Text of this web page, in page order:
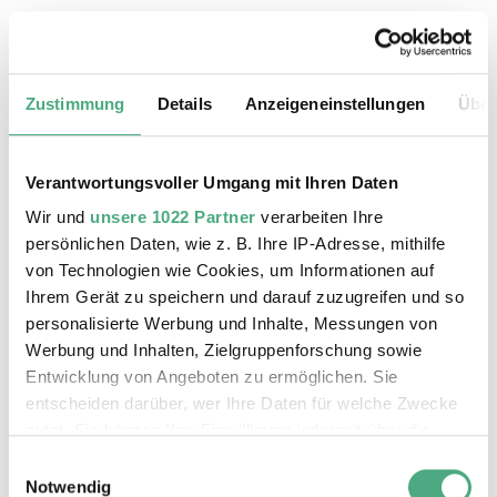
Zustimmung Details Anzeigeneinstellungen
Verantwortungsvoller Umgang mit Ihren Daten
Wir und unsere 1022 Partner verarbeiten Ihre
persönlichen Daten, wie z. B. Ihre IP-Adresse, mithilfe
von Technologien wie Cookies, um Informationen auf
Ihrem Gerät zu speichern und darauf zuzugreifen und so
personalisierte Werbung und Inhalte, Messungen von
Werbung und Inhalten, Zielgruppenforschung sowie
Entwicklung von Angeboten zu ermöglichen. Sie
entscheiden darüber, wer Ihre Daten für welche Zwecke
Trigger Symbol ändern oder widerrufen
Notwendig
ÖFFENTLICHE FÜHRUNG
Der Erzschrägaufzug der Völklinger Hütte mit
Copyright: Weltkulturerbe Völklinger Hütte | Karl
©
Das Weltkulturerbe Völklinger Hütte